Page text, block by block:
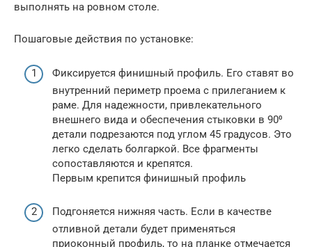
выполнять на ровном столе.
Пошаговые действия по установке:
Фиксируется финишный профиль. Его ставят во
внутренний периметр проема с прилеганием к
раме. Для надежности, привлекательного
внешнего вида и обеспечения стыковки в 90⁰
детали подрезаются под углом 45 градусов. Это
легко сделать болгаркой. Все фрагменты
сопоставляются и крепятся.
Первым крепится финишный профиль
Подгоняется нижняя часть. Если в качестве
отливной детали будет применяться
приоконный профиль, то на планке отмечается